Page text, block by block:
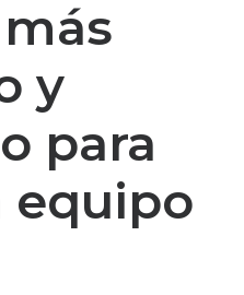
y
para
equipo